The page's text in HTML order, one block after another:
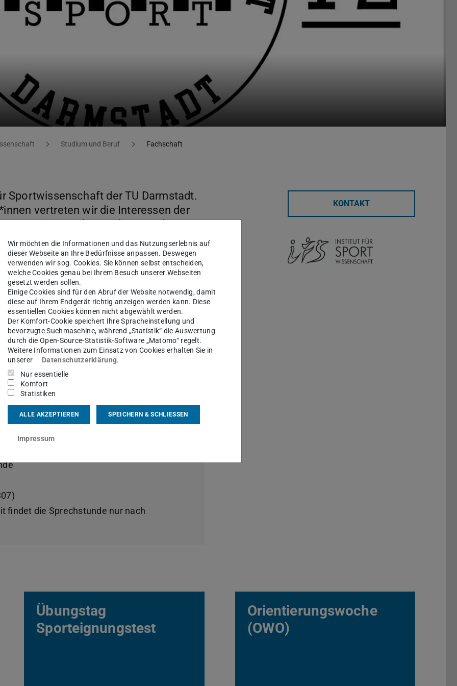
Studium und Beruf Fachschaft
Sportwissenschaft der TU Darmstadt.
vertreten wir die Interessen der
Gremien, wie beispielsweise der
oder der
wir uns um Orientierungswoche für
den Übungstag für die
E-Mail oder besucht uns in der
Fachschaftsraum (S1|13 307).
Seite vorbei. Dort erfahrt Ihr alles
KONTAKT
findet die Sprechstunde nur nach
Übungstag
Sporteignungstest
Orientierungswoche
(OWO)
Wir möchten die Informationen und das Nutzungserlebnis auf
dieser Webseite an Ihre Bedürfnisse anpassen. Deswegen
verwenden wir sog. Cookies. Sie können selbst entscheiden,
welche Cookies genau bei Ihrem Besuch unserer Webseiten
gesetzt werden sollen.
Einige Cookies sind für den Abruf der Website notwendig, damit
diese auf Ihrem Endgerät richtig anzeigen werden kann. Diese
essentiellen Cookies können nicht abgewählt werden.
Der Komfort-Cookie speichert Ihre Spracheinstellung und
bevorzugte Suchmaschine, während „Statistik“ die Auswertung
durch die Open-Source-Statistik-Software „Matomo“ regelt.
Weitere Informationen zum Einsatz von Cookies erhalten Sie in
unserer
Datenschutzerklärung.
Nur essentielle
Komfort
Statistiken
ALLE AKZEPTIEREN SPEICHERN & SCHLIESSEN
Impressum